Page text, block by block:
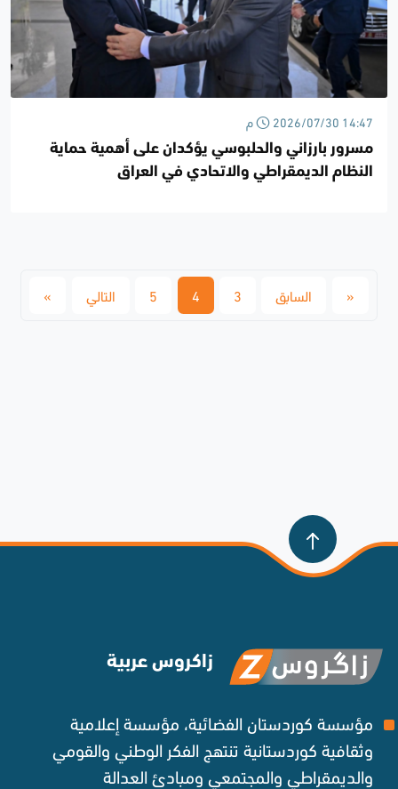
2026/07/30 14:47 م
مسرور بارزاني والحلبوسي يؤكدان على أهمية حماية
النظام الديمقراطي والاتحادي في العراق
« السابق 3
4
5 التالي »
زاكروس عربية
مؤسسة كوردستان الفضائية، مؤسسة إعلامية
وثقافية كوردستانية تنتهج الفكر الوطني والقومي
والديمقراطي والمجتمعي ومبادئ العدالة ‌